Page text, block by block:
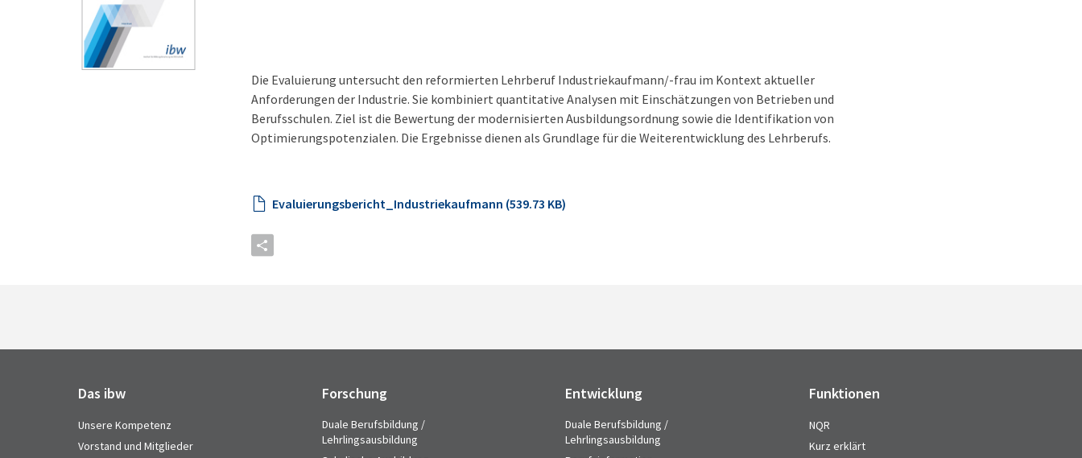
Materialien
Die Evaluierung untersucht den reformierten Lehrberuf Industriekaufmann/-frau im Kontext aktueller
Anforderungen der Industrie. Sie kombiniert quantitative Analysen mit Einschätzungen von Betrieben und
Berufsschulen. Ziel ist die Bewertung der modernisierten Ausbildungsordnung sowie die Identifikation von
Optimierungspotenzialen. Die Ergebnisse dienen als Grundlage für die Weiterentwicklung des Lehrberufs.
Evaluierungsbericht_Industriekaufmann (539.73 KB)
Das ibw
Unsere Kompetenz
Vorstand und Mitglieder
Forschung
Duale Berufsbildung /
Lehrlingsausbildung
Entwicklung
Duale Berufsbildung /
Lehrlingsausbildung
Funktionen
NQR
Kurz erklärt